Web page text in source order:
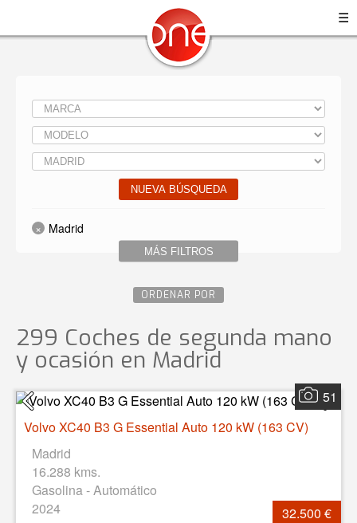
☰
NUEVA BÚSQUEDA
MÁS FILTROS
Madrid
ORDENAR POR
299 Coches de segunda mano
y ocasión en Madrid
51
Volvo XC40 B3 G Essential Auto 120 kW (163 CV)
Madrid
16.288 kms.
Gasolina - Automático
2024
32.500 €